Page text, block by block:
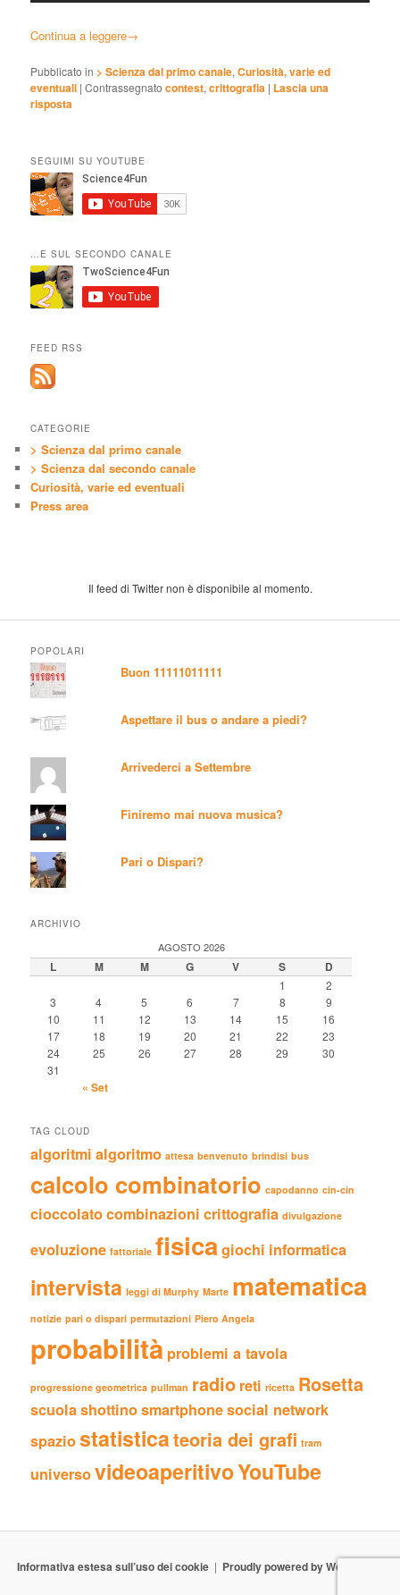
Continua a leggere→
Pubblicato in > Scienza dal primo canale,Curiosità, varie ed
eventuali |Contrassegnato contest,crittografia | Lascia una
risposta
SEGUIMI SU YOUTUBE
…E SUL SECONDO CANALE
FEED RSS
CATEGORIE
> Scienza dal primo canale
> Scienza dal secondo canale
Curiosità, varie ed eventuali
Press area
Il feed di Twitter non è disponibile al momento.
POPOLARI
Buon 11111011111
Aspettare il bus o andare a piedi?
Arrivederci a Settembre
Finiremo mai nuova musica?
Pari o Dispari?
ARCHIVIO
AGOSTO 2026
L M M G V S D
1
2
3
4 5 6 7 8
9
10
11 12 13 14 15
16
17
18 19 20 21 22
23
24
25 26 27 28 29
30
31
« Set
TAG CLOUD
algoritmi algoritmo attesa benvenuto brindisi bus
calcolo combinatorio capodanno cin-cin
cioccolatocombinazioni crittografia divulgazione
evoluzione fattoriale fisicagiochi informatica
intervista leggi di Murphy Marte matematica
notizie pari o dispari permutazioni Piero Angela
probabilità problemi a tavola
progressione geometrica pullman radio reti ricetta Rosetta
scuolashottinosmartphonesocial network
spaziostatisticateoria dei grafi tram
universovideoaperitivoYouTube
Informativa estesa sull’uso dei cookie Proudly powered by WordPress